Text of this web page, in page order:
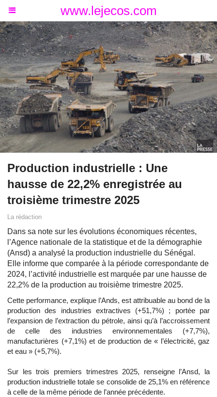
www.lejecos.com
Production industrielle : Une
hausse de 22,2% enregistrée au
troisième trimestre 2025
La rédaction
Dans sa note sur les évolutions économiques récentes,
l’Agence nationale de la statistique et de la démographie
(Ansd) a analysé la production industrielle du Sénégal.
Elle informe que comparée à la période correspondante de
2024, l’activité industrielle est marquée par une hausse de
22,2% de la production au troisième trimestre 2025.
Cette performance, explique l’Ands, est attribuable au bond de la
production des industries extractives (+51,7%) ; portée par
l’expansion de l’extraction du pétrole, ainsi qu’à l’accroissement
de celle des industries environnementales (+7,7%),
manufacturières (+7,1%) et de production de « l’électricité, gaz
et eau » (+5,7%).
Sur les trois premiers trimestres 2025, renseigne l’Ansd, la
production industrielle totale se consolide de 25,1% en référence
à celle de la même période de l’année précédente.